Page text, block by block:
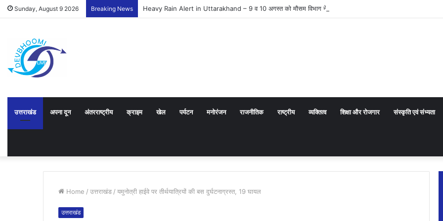
Sunday, August 9 2026 Breaking News Heavy Rain Alert in Uttarakhand – 9 व 10 अगस्त को मौसम विभाग ने जारी किया ऑरेंज व येलो अलर्ट
उत्तराखंड अपना दून अंतरराष्ट्रीय क्राइम खेल पर्यटन मनोरंजन राजनीतिक राष्ट्रीय व्यक्तित्व शिक्षा और रोजगार संस्कृति एवं संभ्यता
Home / उत्तराखंड / यमुनोत्री हाईवे पर तीर्थयात्रियों की बस दुर्घटनाग्रस्त, 19 घायल
उत्तराखंड